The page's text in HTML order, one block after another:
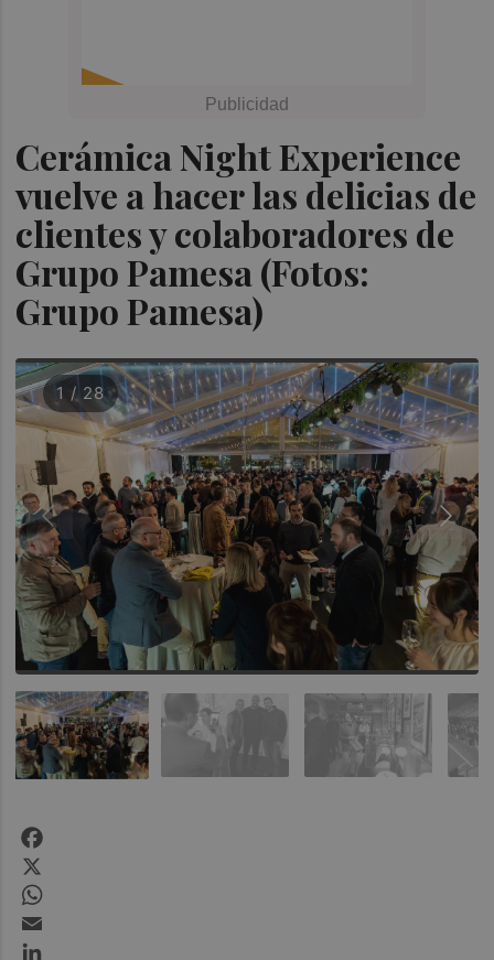
Cerámica Night Experience
vuelve a hacer las delicias de
clientes y colaboradores de
Grupo Pamesa (Fotos:
Grupo Pamesa)
1 / 28